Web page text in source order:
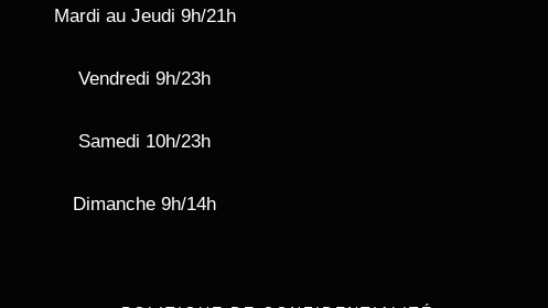
Mardi au Jeudi 9h/21h
Vendredi 9h/23h
Samedi 10h/23h
Dimanche 9h/14h